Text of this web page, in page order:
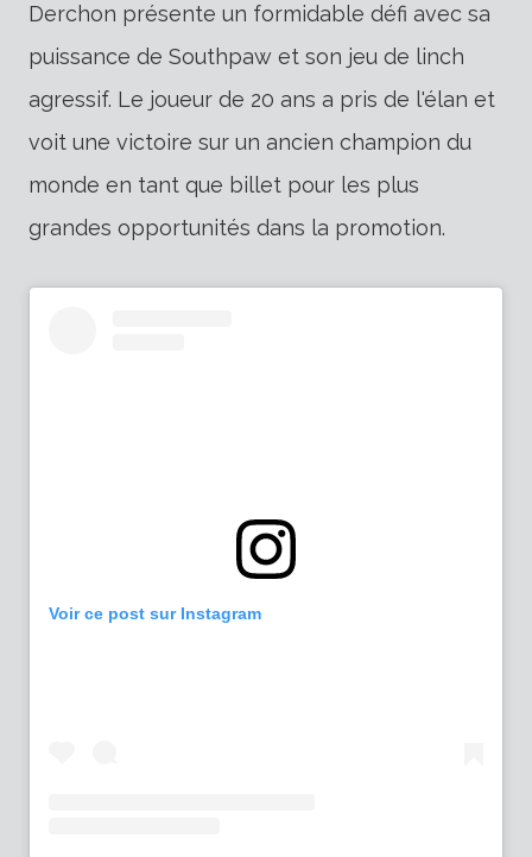
Derchon présente un formidable défi avec sa
puissance de Southpaw et son jeu de linch
agressif. Le joueur de 20 ans a pris de l'élan et
voit une victoire sur un ancien champion du
monde en tant que billet pour les plus
grandes opportunités dans la promotion.
Voir ce post sur Instagram